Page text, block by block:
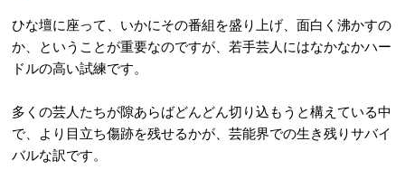
ひな壇に座って、いかにその番組を盛り上げ、面白く沸かすの
か、ということが重要なのですが、若手芸人にはなかなかハー
ドルの高い試練です。
多くの芸人たちが隙あらばどんどん切り込もうと構えている中
で、より目立ち傷跡を残せるかが、芸能界での生き残りサバイ
バルな訳です。